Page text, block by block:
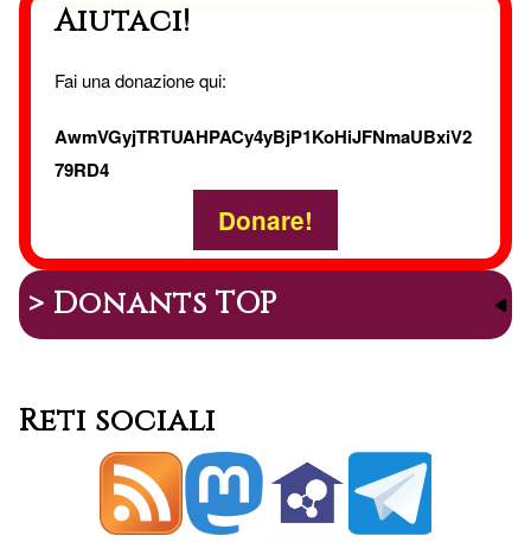
Aiutaci!
Fai una donazione qui:
AwmVGyjTRTUAHPACy4yBjP1KoHiJFNmaUBxiV2
79RD4
Donare!
> Donants TOP
Reti sociali